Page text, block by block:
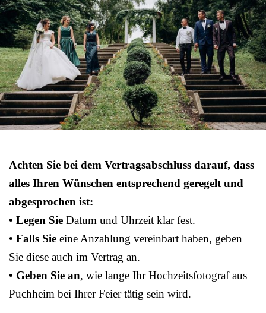
Achten Sie bei dem Vertragsabschluss darauf, dass
alles Ihren Wünschen entsprechend geregelt und
abgesprochen ist:
• Legen Sie Datum und Uhrzeit klar fest.
• Falls Sie eine Anzahlung vereinbart haben, geben
Sie diese auch im Vertrag an.
• Geben Sie an, wie lange Ihr Hochzeitsfotograf aus
Puchheim bei Ihrer Feier tätig sein wird.